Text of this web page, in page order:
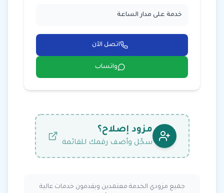
خدمة على مدار الساعة
اتصل الآن
واتساب
مزود إصلاح؟
سجّل وأضف رقمك للقائمة
جميع مزودي الخدمة معتمدين ويقدمون خدمات عالية